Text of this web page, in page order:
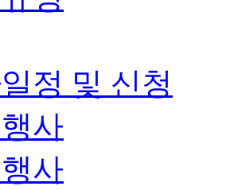
정 및 신청
사
사